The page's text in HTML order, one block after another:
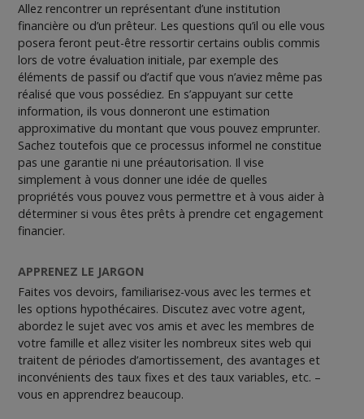
Allez rencontrer un représentant d’une institution
financière ou d’un prêteur. Les questions qu’il ou elle vous
posera feront peut-être ressortir certains oublis commis
lors de votre évaluation initiale, par exemple des
éléments de passif ou d’actif que vous n’aviez même pas
réalisé que vous possédiez. En s’appuyant sur cette
information, ils vous donneront une estimation
approximative du montant que vous pouvez emprunter.
Sachez toutefois que ce processus informel ne constitue
pas une garantie ni une préautorisation. Il vise
simplement à vous donner une idée de quelles
propriétés vous pouvez vous permettre et à vous aider à
déterminer si vous êtes prêts à prendre cet engagement
financier.
APPRENEZ LE JARGON
Faites vos devoirs, familiarisez-vous avec les termes et
les options hypothécaires. Discutez avec votre agent,
abordez le sujet avec vos amis et avec les membres de
votre famille et allez visiter les nombreux sites web qui
traitent de périodes d’amortissement, des avantages et
inconvénients des taux fixes et des taux variables, etc. –
vous en apprendrez beaucoup.